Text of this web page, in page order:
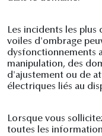
Les incidents les
voiles d'ombrage
dysfonctionnements
manipulation, des
d'ajustement ou de
électriques liés au
Lorsque vous
toutes les